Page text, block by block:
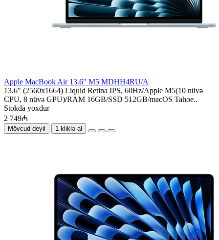
Apple MacBook Air 13.6" M5 MDHH4RU/A
13.6" (2560x1664) Liquid Retina IPS, 60Hz/Apple M5(10 nüvə
CPU, 8 nüvə GPU)/RAM 16GB/SSD 512GB/macOS Tahoe..
Stokda yoxdur
2 749₼
Mövcud deyil 1 kliklə al